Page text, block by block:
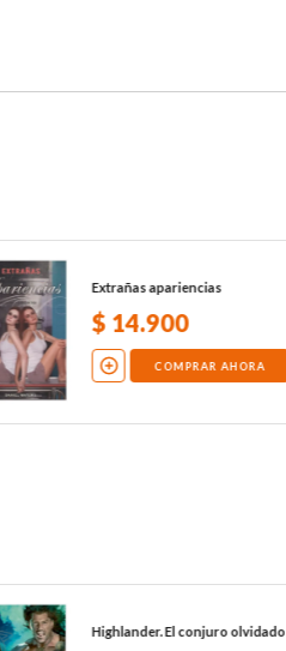
Extrañas apariencias
$ 14.900
COMPRAR AHORA
Highlander. El conjuro olvidado